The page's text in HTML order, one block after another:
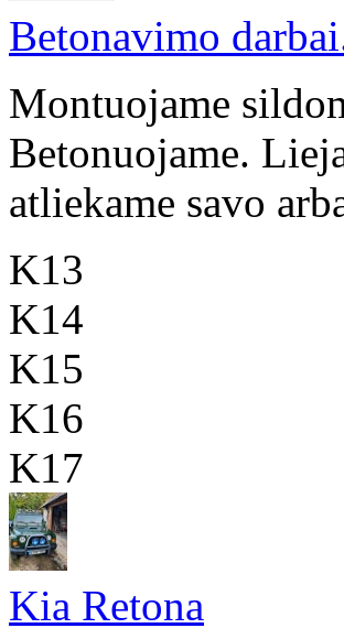
Betonavimo
Montuojame
Betonuojame.
atliekame savo
K13
K14
K15
K16
K17
Kia Retona